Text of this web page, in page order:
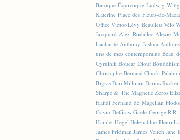
Baroque Équivoque Ludwig
Katerine Place des Fleurs-de-
Office Victor-Lévy Beaulieu Vélo
Jacquard Alex Rodallec Alexie
Lacharité Anthony Joshua
uns de mes contemporains Beau
Cyrulnik Boucar Diouf
Christophe Bernard Chuck
Bigras Dan Millman Darius Rucker
Sharpe & The Magnetic Zeros
Hafidi Fernand de Magellan
Gavin DeGraw Gaële George
Hamlet Hegel Helenablue Henri
James Fridman James Veitch Jane